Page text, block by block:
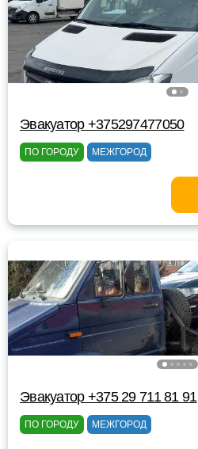
Эвакуатор +375297477050
ПО ГОРОДУ МЕЖГОРОД
Эвакуатор +375 29 711 81 91
ПО ГОРОДУ МЕЖГОРОД